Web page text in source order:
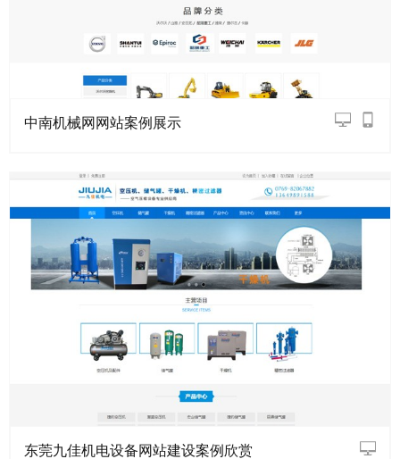
中南机械网网站案例展示
东莞九佳机电设备网站建设案例欣赏